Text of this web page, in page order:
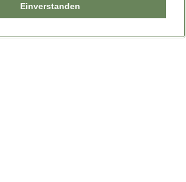
Einverstanden